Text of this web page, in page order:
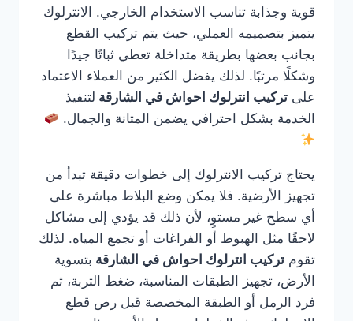
قوية وجذابة تناسب الاستخدام الخارجي. الانترلوك
يتميز بتصميمه العملي، حيث يتم تركيب القطع
بجانب بعضها بطريقة متداخلة تعطي ثباتًا جيدًا
وشكلًا مرتبًا. لذلك يفضل الكثير من العملاء الاعتماد
على تركيب انترلوك احواش في الشارقة لتنفيذ
الخدمة بشكل احترافي يضمن المتانة والجمال.
يحتاج تركيب الانترلوك إلى خطوات دقيقة تبدأ من
تجهيز الأرضية. فلا يمكن وضع البلاط مباشرة على
أي سطح غير مستوٍ، لأن ذلك قد يؤدي إلى مشاكل
لاحقًا مثل الهبوط أو الفراغات أو تجمع المياه. لذلك
تقوم تركيب انترلوك احواش في الشارقة بتسوية
الأرض، تجهيز الطبقات المناسبة، ضغط التربة، ثم
فرد الرمل أو الطبقة المخصصة قبل رص قطع